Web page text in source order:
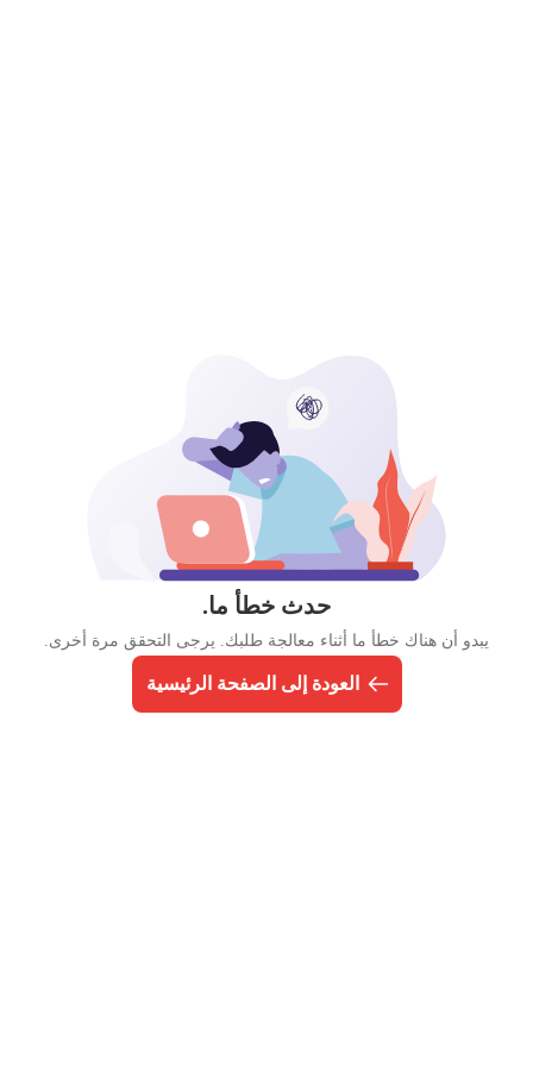
حدث خطأ ما.
يبدو أن هناك خطأ ما أثناء معالجة طلبك. يرجى التحقق مرة أخرى.
العودة إلى الصفحة الرئيسية